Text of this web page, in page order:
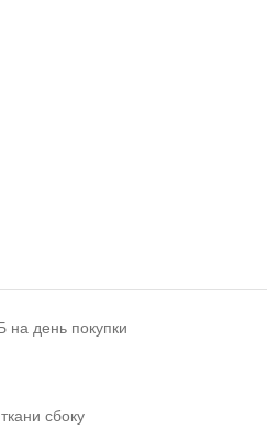
на день покупки
сбоку